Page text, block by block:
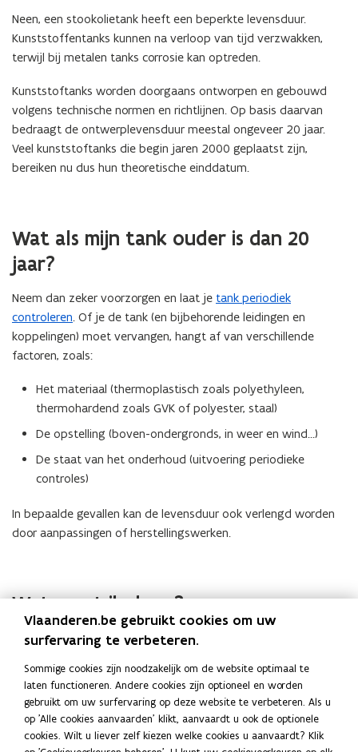
Neen, een stookolietank heeft een beperkte levensduur.
Kunststoffentanks kunnen na verloop van tijd verzwakken,
terwijl bij metalen tanks corrosie kan optreden.
Kunststoftanks worden doorgaans ontworpen en gebouwd
volgens technische normen en richtlijnen. Op basis daarvan
bedraagt de ontwerplevensduur meestal ongeveer 20 jaar.
Veel kunststoftanks die begin jaren 2000 geplaatst zijn,
bereiken nu dus hun theoretische einddatum.
Wat als mijn tank ouder is dan 20
jaar?
Neem dan zeker voorzorgen en laat je tank periodiek
controleren. Of je de tank (en bijbehorende leidingen en
koppelingen) moet vervangen, hangt af van verschillende
factoren, zoals:
Het materiaal (thermoplastisch zoals polyethyleen,
thermohardend zoals GVK of polyester, staal)
De opstelling (boven-ondergronds, in weer en wind…)
De staat van het onderhoud (uitvoering periodieke
controles)
In bepaalde gevallen kan de levensduur ook verlengd worden
door aanpassingen of herstellingswerken.
Wat moet ik doen?
Laat je tank controleren. Vraag vandaag advies aan een
de discipline houders voor gassen of gevaarlijke stoffen
kunnen beoordelen of je tank nog veilig is of vervangen moet
worden.
Raadpleeg hier de overzichtslijsten:
Vlaanderen.be gebruikt cookies om uw
surfervaring te verbeteren.
Sommige cookies zijn noodzakelijk om de website optimaal te
laten functioneren. Andere cookies zijn optioneel en worden
gebruikt om uw surfervaring op deze website te verbeteren. Als u
op 'Alle cookies aanvaarden' klikt, aanvaardt u ook de optionele
cookies. Wilt u liever zelf kiezen welke cookies u aanvaardt? Klik